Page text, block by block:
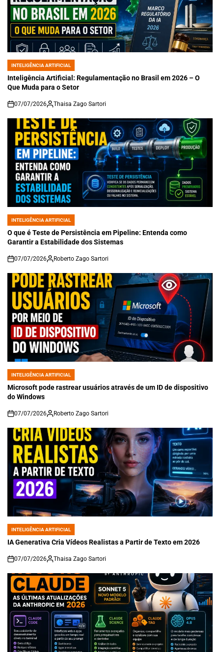
POSTED
IN
INTELIGÊNCIA ARTIFICIAL
Inteligência Artificial: Regulamentação no Brasil em 2026 – O
Que Muda para o Setor
on
07/07/2026 Thaisa Zago Sartori
POSTED
IN
INTELIGÊNCIA ARTIFICIAL
O que é Teste de Persistência em Pipeline: Entenda como
Garantir a Estabilidade dos Sistemas
on
07/07/2026 Roberto Zago Sartori
POSTED
IN
INTELIGÊNCIA ARTIFICIAL
Microsoft pode rastrear usuários através de um ID de dispositivo
do Windows
on
07/07/2026 Roberto Zago Sartori
POSTED
IN
INTELIGÊNCIA ARTIFICIAL
IA Generativa Cria Vídeos Realistas a Partir de Texto em 2026
on
07/07/2026 Thaisa Zago Sartori